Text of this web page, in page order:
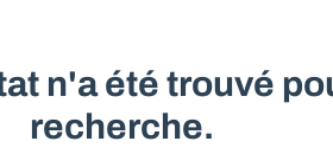
n'a été trouvé
recherche.